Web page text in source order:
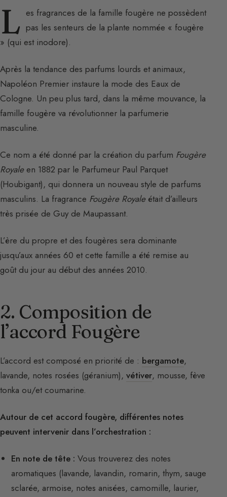
L es fragrances de la famille fougère ne possèdent
pas les senteurs de la plante nommée « fougère
» (qui est inodore).
Après la tendance des parfums lourds et animaux,
Napoléon Premier instaure la mode des Eaux de
Cologne. Un peu plus tard, dans la même mouvance, la
famille fougère va révolutionner la parfumerie
masculine.
Ce nom a été donné par la création du parfum Fougère
Royaleen 1882 par le Parfumeur Paul Parquet
(Houbigant), qui donnera un nouveau style de parfums
masculins. La fragrance Fougère Royaleétait d’ailleurs
très prisée de Guy de Maupassant.
L’ère du propre et des fougères sera dominante
jusqu’aux années 60 et cette famille a été remise au
goût du jour au début des années 2010.
2. Composition de
l’accord Fougère
L’accord est composé en priorité de : bergamote,
lavande, notes rosées (géranium), vétiver, mousse, fève
tonka ou/et coumarine.
Autour de cet accord fougère, différentes notes
peuvent intervenir dans l’orchestration :
En note de tête : Vous trouverez des notes
aromatiques (lavande, lavandin, romarin, thym, sauge
sclarée, armoise, notes anisées, camomille, laurier,